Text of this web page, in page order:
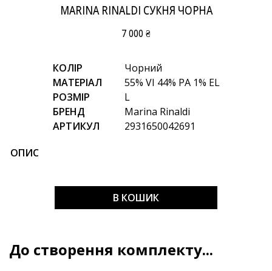
MARINA RINALDI СУКНЯ ЧОРНА
7 000 ₴
КОЛІР
Чорний
МАТЕРІАЛ
55% VI 44% PA 1% EL
РОЗМІР
L
БРЕНД
Marina Rinaldi
АРТИКУЛ
2931650042691
ОПИС
В КОШИК
До створення комплекту...